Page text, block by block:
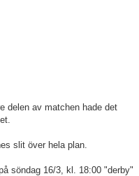
delen av matchen hade det
slit över hela plan.
söndag 16/3, kl. 18:00 "derby"